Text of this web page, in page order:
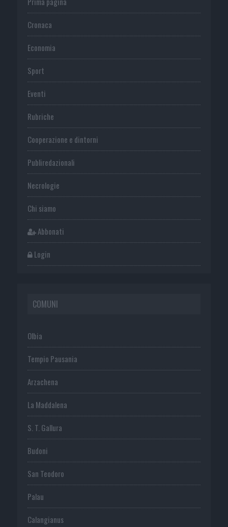
Cronaca
Economia
Sport
Eventi
Rubriche
Cooperazione e dintorni
Publiredazionali
Necrologie
Chi siamo
Abbonati
Login
COMUNI
Olbia
Tempio Pausania
Arzachena
La Maddalena
S. T. Gallura
Budoni
San Teodoro
Palau
Calangianus